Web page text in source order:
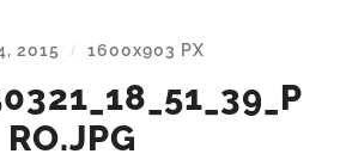
2015 / 1600x903 PX
RO.JPG